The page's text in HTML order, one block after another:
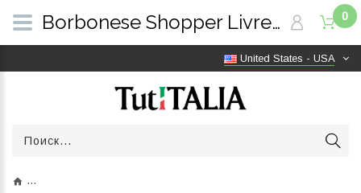
United States - USA
0
Borbonese Shopper Livre Large Topazio/OP Naturale 923351AR1Z78 | TutITALIA